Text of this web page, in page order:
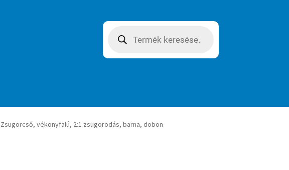
search
Zsugorcső, vékonyfalú, 2:1 zsugorodás, barna, dobon